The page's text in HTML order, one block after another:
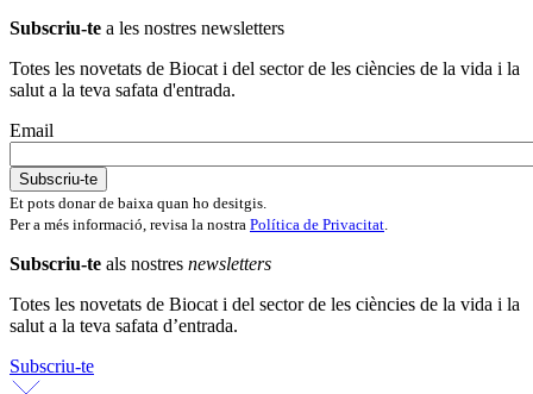
Subscriu-te a les nostres newsletters
Totes les novetats de Biocat i del sector de les ciències de la vida i la
salut a la teva safata d'entrada.
Email
Et pots donar de baixa quan ho desitgis.
Per a més informació, revisa la nostra Política de Privacitat
Subscriu-te als nostres newsletters
Totes les novetats de Biocat i del sector de les ciències de la vida i la
salut a la teva safata d’entrada.
Subscriu-te